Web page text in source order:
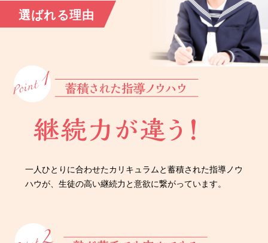
選ばれる理由
一人ひとりに合わせたカリキュラムと蓄積された指導ノウ
ハウが、生徒の高い継続力と意欲に繋がっています。